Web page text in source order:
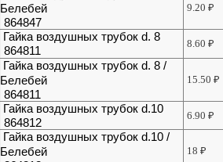
Белебей
864847
9.20₽
Гайка воздушных трубок d. 8
864811
8.60₽
Гайка воздушных трубок d. 8 /
Белебей
864811
15.50₽
Гайка воздушных трубок d.10
864812
6.90₽
Гайка воздушных трубок d.10 /
Белебей
18₽